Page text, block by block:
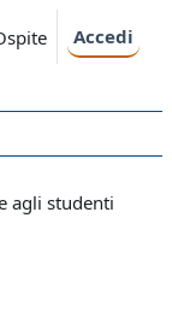
Accedi
agli studenti